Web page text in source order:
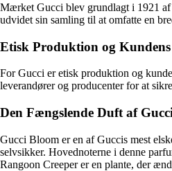
Mærket Gucci blev grundlagt i 1921 af
udvidet sin samling til at omfatte en
Etisk Produktion og
For Gucci er etisk produktion og
leverandører og producenter for at
Den Fængslende Duft af
Gucci Bloom er en af Guccis mest
selvsikker. Hovednoterne i denne
Rangoon Creeper er en plante, der